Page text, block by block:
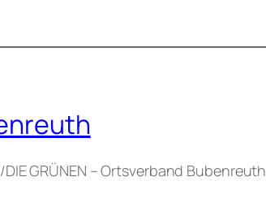
GRÜNEN – Ortsverband Bubenreuth